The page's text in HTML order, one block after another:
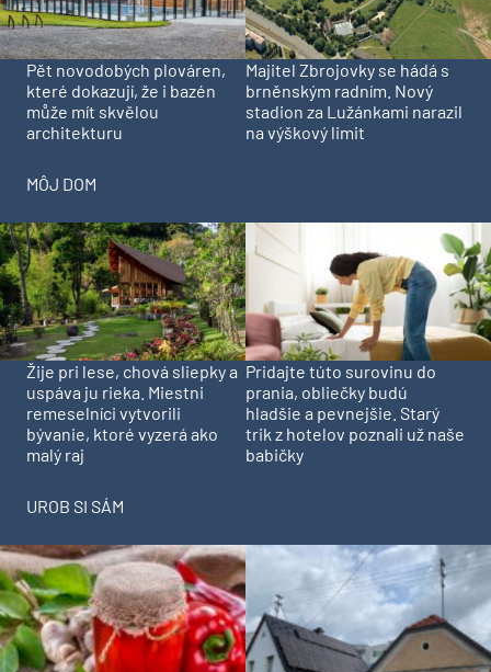
Pět novodobých plováren,
které dokazují, že i bazén
může mít skvělou
architekturu
Majitel Zbrojovky se hádá s
brněnským radním. Nový
stadion za Lužánkami narazil
na výškový limit
MÔJ DOM
Žije pri lese, chová sliepky a
uspáva ju rieka. Miestni
remeselníci vytvorili
bývanie, ktoré vyzerá ako
malý raj
Pridajte túto surovinu do
prania, obliečky budú
hladšie a pevnejšie. Starý
trik z hotelov poznali už naše
babičky
UROB SI SÁM